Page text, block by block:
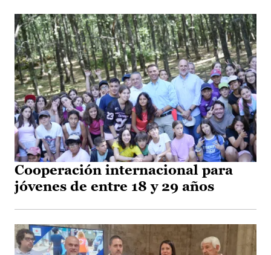
Cooperación internacional para
jóvenes de entre 18 y 29 años